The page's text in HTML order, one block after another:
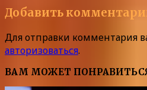
Добавить
Для отправки комментария
авторизоваться.
ВАМ МОЖЕТ